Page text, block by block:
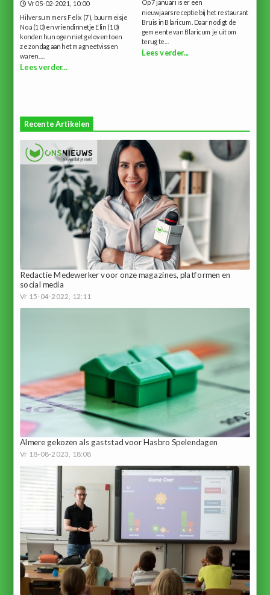
Vr 05-02-2021, 10:00
Hilversummers Felix (7), buurmeisje
Noa (10) en vriendinnetje Elin (10)
konden hun ogen niet geloven toen
ze zondag aan het magneetvissen
waren....
Lees verder...
Op 7 januari is er een
nieuwjaarsreceptie bij het restaurant
Bruis in Blaricum. Daar nodigt de
gemeente van Blaricum je uit om
terug te...
Lees verder...
Recente Artikelen
Redactie Medewerker voor onze magazines, platformen en
social media
Vr 15-04-2022, 12:11
Almere gekozen als gaststad voor Hasbro Spelendagen
Vr 18-08-2023, 18:08